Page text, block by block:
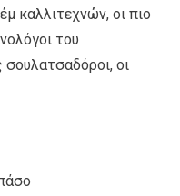
καλλιτεχνών, οι πιο
του
σουλατσαδόροι, οι